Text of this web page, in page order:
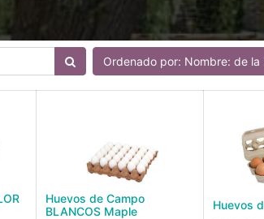
Ordenado por: Nombre: de la
Huevos de Campo
BLANCOS Maple
Huevos